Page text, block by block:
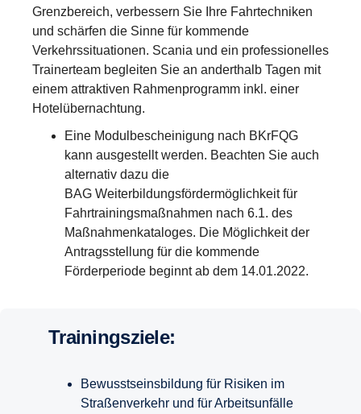
Grenzbereich, verbessern Sie Ihre Fahrtechniken
und schärfen die Sinne für kommende
Verkehrssituationen. Scania und ein professionelles
Trainerteam begleiten Sie an anderthalb Tagen mit
einem attraktiven Rahmenprogramm inkl. einer
Hotelübernachtung.
Eine Modulbescheinigung nach BKrFQG
kann ausgestellt werden. Beachten Sie auch
alternativ dazu die
BAG Weiterbildungsfördermöglichkeit für
Fahrtrainingsmaßnahmen nach 6.1. des
Maßnahmenkataloges. Die Möglichkeit der
Antragsstellung für die kommende
Förderperiode beginnt ab dem 14.01.2022.
Trainingsziele:
Bewusstseinsbildung für Risiken im
Straßenverkehr und für Arbeitsunfälle